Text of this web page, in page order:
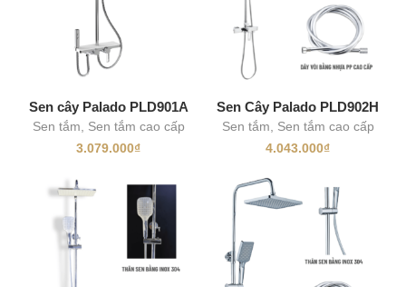
Sen cây Palado PLD901A
Sen tắm
Sen tắm cao cấp
3.079.000₫
Sen Cây Palado PLD902H
Sen tắm
Sen tắm cao cấp
4.043.000₫